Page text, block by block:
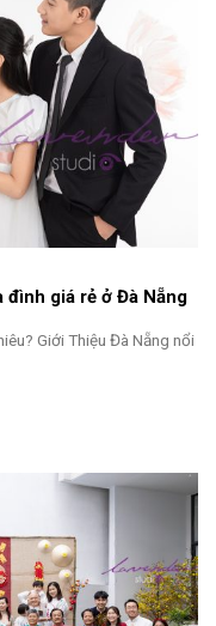
đình giá rẻ ở Đà Nẵng
Giới Thiệu Đà Nẵng nổi